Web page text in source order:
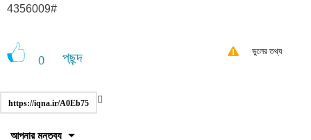
4356009#
0 পছন্দ ভুলের তথ্য
https://iqna.ir/A0Eb75
আপনার মন্তব্য